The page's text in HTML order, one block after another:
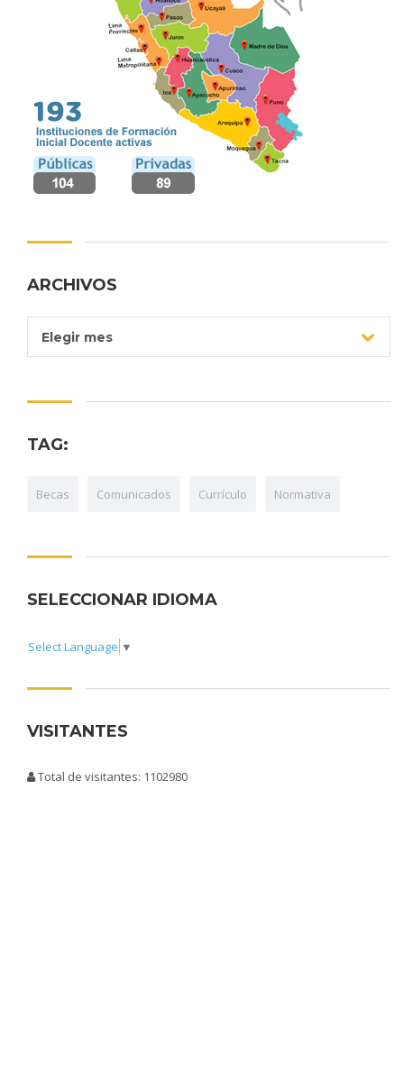
ARCHIVOS
Archivos
Elegir mes
TAG:
Becas Comunicados Currículo Normativa
SELECCIONAR IDIOMA
Select Language ▼
VISITANTES
Total de visitantes: 1102980